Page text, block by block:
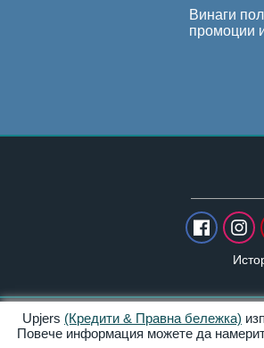
Винаги
промоции
Кредити &
Upjers (Кредити & Правна бележка)
Повече информация можете да